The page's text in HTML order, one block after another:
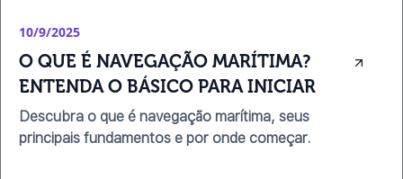
10/9/2025
O QUE É NAVEGAÇÃO MARÍTIMA?
ENTENDA O BÁSICO PARA INICIAR
Descubra o que é navegação marítima, seus
principais fundamentos e por onde começar.